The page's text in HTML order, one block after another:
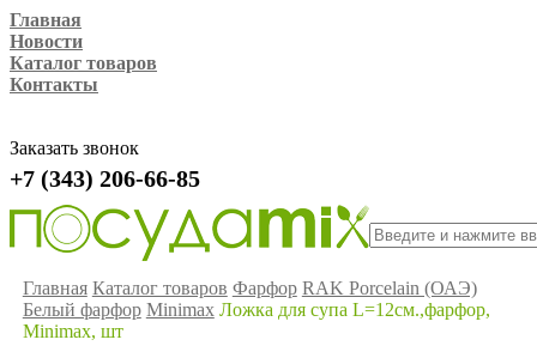
Главная
Новости
Каталог товаров
Контакты
Заказать звонок
+7 (343) 206-66-85
Главная Каталог товаров Фарфор RAK Porcelain (ОАЭ)
Белый фарфор Minimax Ложка для супа L=12см.,фарфор,
Minimax, шт